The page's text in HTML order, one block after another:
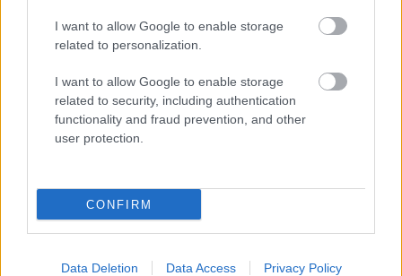
I want to allow Google to enable storage
related to personalization.
I want to allow Google to enable storage
related to security, including authentication
functionality and fraud prevention, and other
user protection.
CONFIRM
Data Deletion Data Access Privacy Policy